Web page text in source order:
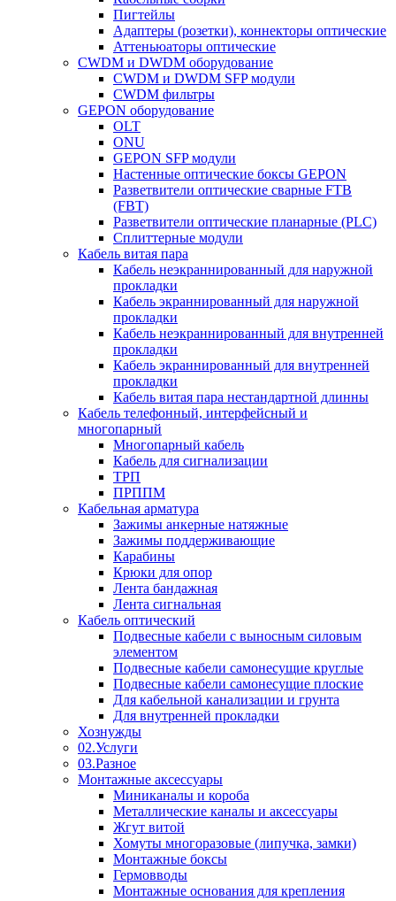
Пигтейлы
Адаптеры (розетки), коннекторы оптические
Аттеньюаторы оптические
CWDM и DWDM оборудование
CWDM и DWDM SFP модули
CWDM фильтры
GEPON оборудование
OLT
ONU
GEPON SFP модули
Настенные оптические боксы GEPON
Разветвители оптические сварные FTB
(FBT)
Разветвители оптические планарные (PLC)
Сплиттерные модули
Кабель витая пара
Кабель неэкраннированный для наружной
прокладки
Кабель экраннированный для наружной
прокладки
Кабель неэкраннированный для внутренней
прокладки
Кабель экраннированный для внутренней
прокладки
Кабель витая пара нестандартной длинны
Кабель телефонный, интерфейсный и
многопарный
Многопарный кабель
Кабель для сигнализации
ТРП
ПРППМ
Кабельная арматура
Зажимы анкерные натяжные
Зажимы поддерживающие
Карабины
Крюки для опор
Лента бандажная
Лента сигнальная
Кабель оптический
Подвесные кабели с выносным силовым
элементом
Подвесные кабели самонесущие круглые
Подвесные кабели самонесущие плоские
Для кабельной канализации и грунта
Для внутренней прокладки
Хознужды
02.Услуги
03.Разное
Монтажные аксессуары
Миниканалы и короба
Металлические каналы и аксессуары
Жгут витой
Хомуты многоразовые (липучка, замки)
Монтажные боксы
Гермовводы
Монтажные основания для крепления